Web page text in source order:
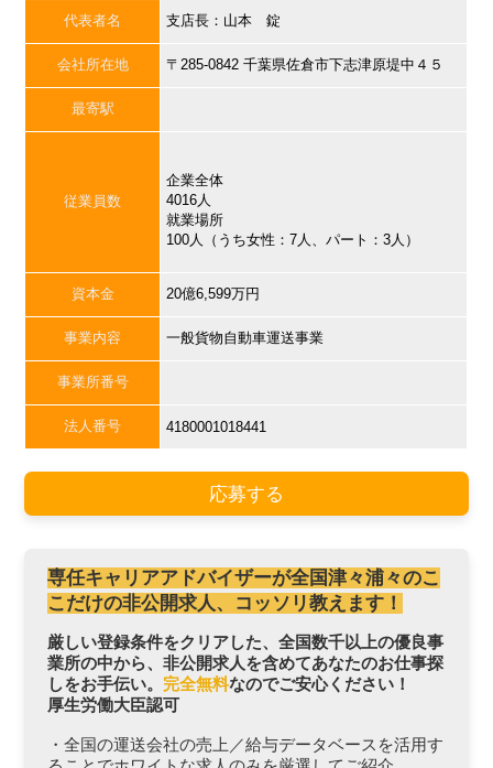
代表者名 支店長：山本 錠
会社所在地 〒285-0842 千葉県佐倉市下志津原堤中４５
最寄駅
従業員数
企業全体
4016人
就業場所
100人（うち女性：7人、パート：3人）
資本金 20億6,599万円
事業内容 一般貨物自動車運送事業
事業所番号
法人番号 4180001018441
応募する
専任キャリアアドバイザーが全国津々浦々のこ
こだけの非公開求人、コッソリ教えます！
厳しい登録条件をクリアした、全国数千以上の優良事
業所の中から、非公開求人を含めてあなたのお仕事探
しをお手伝い。 完全無料なのでご安心ください！
厚生労働大臣認可
・全国の運送会社の売上／給与データベースを活用す